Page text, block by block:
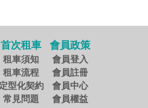
首次租車
租車須知
租車流程
定型化契約
常見問題
會員政策
會員登入
會員註冊
會員中心
會員權益